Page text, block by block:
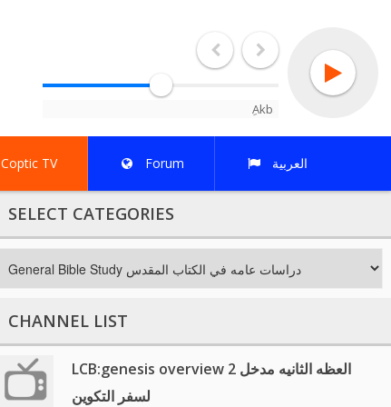
Coptic TV Forum العربية
SELECT CATEGORIES
CHANNEL LIST
LCB:genesis overview 2 العظه الثانيه مدخل
لسفر التكوين